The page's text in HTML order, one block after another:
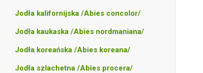
Jodła kalifornijska /Abies concolor/
Jodła kaukaska /Abies nordmaniana/
Jodła koreańska /Abies koreana/
Jodła szlachetna /Abies procera/